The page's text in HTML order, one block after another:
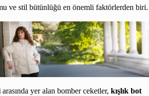
ve stil bütünlüğü en önemli faktörlerden biri.
arasında yer alan bomber ceketler, kışlık bot